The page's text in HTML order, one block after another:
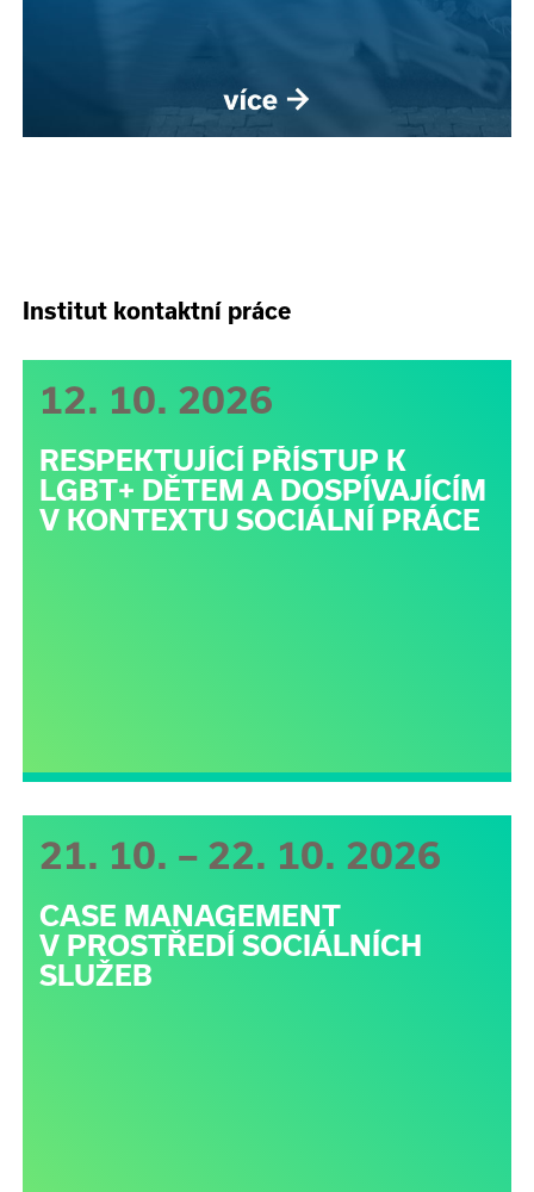
Institut kontaktní práce
12. 10. 2026
RESPEKTUJÍCÍ PŘÍSTUP K
LGBT+ DĚTEM A DOSPÍVAJÍCÍM
V KONTEXTU SOCIÁLNÍ PRÁCE
21. 10. – 22. 10. 2026
CASE MANAGEMENT
V PROSTŘEDÍ SOCIÁLNÍCH
SLUŽEB